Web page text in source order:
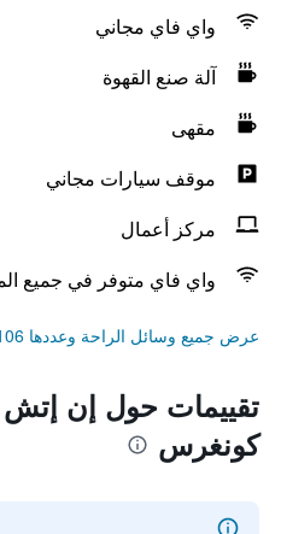
واي فاي مجاني
آلة صنع القهوة
مقهى
موقف سيارات مجاني
مركز أعمال
واي فاي متوفر في جميع
عرض جميع وسائل الراحة وعددها 106
تقييمات حول إن إتش
كونغرس